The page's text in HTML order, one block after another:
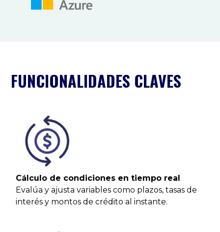
FUNCIONALIDADES CLAVES
Cálculo de condiciones en tiempo real
Evalúa y ajusta variables como plazos, tasas de
interés y montos de crédito al instante.